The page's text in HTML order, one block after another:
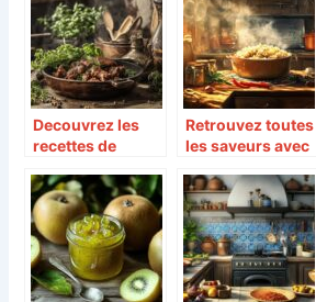
asiatiques qui
vous feront
réfléchir
maison etape par
etape
Decouvrez les
recettes de
traditionnelle
avec le bison
comme
ingredient phare
Retrouvez toutes
les saveurs avec
four : comment
rechauffer la
choucroute deja
cuite en
preservant ses
aromes